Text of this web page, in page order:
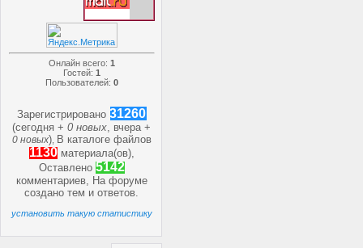
Онлайн всего: 1
Гостей: 1
Пользователей: 0
Зарегистрировано 31260
(сегодня +0 новых, вчера +
0 новых) В каталоге файлов
1130 материала(ов),
Оставлено 5142
комментариев, На форуме
созданотем иответов.
установить такую статистику